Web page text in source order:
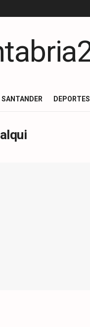
SANTANDER DEPORTES
alqui